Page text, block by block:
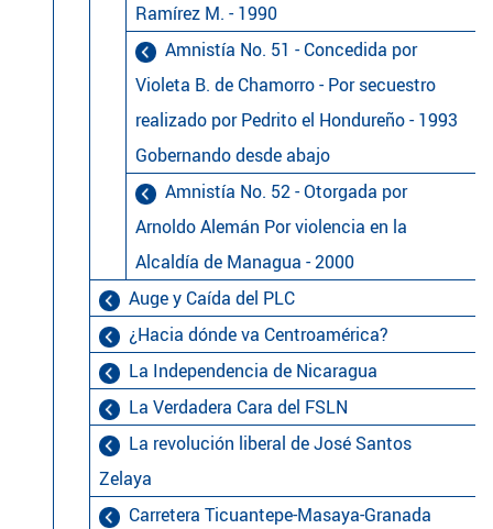
Auge y Caída del PLC
Ramírez M. - 1990
Amnistía No. 51 - Concedida por
Violeta B. de Chamorro - Por secuestro
realizado por Pedrito el Hondureño - 1993
Gobernando desde abajo
Amnistía No. 52 - Otorgada por
Arnoldo Alemán Por violencia en la
Alcaldía de Managua - 2000
¿Hacia dónde va Centroamérica?
La Independencia de Nicaragua
La Verdadera Cara del FSLN
La revolución liberal de José Santos
Zelaya
Carretera Ticuantepe-Masaya-Granada